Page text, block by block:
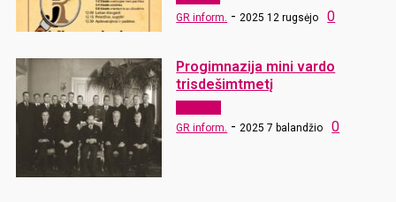
GR inform. - 2025 12 rugsėjo 0
Progimnazija mini vardo
trisdešimtmetį
GR inform. - 2025 7 balandžio 0